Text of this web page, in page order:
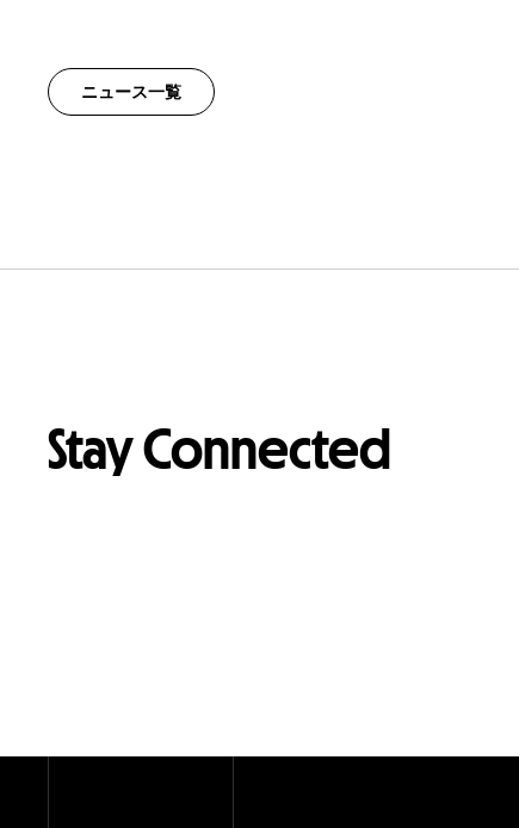
ニュース一覧
Stay Connected